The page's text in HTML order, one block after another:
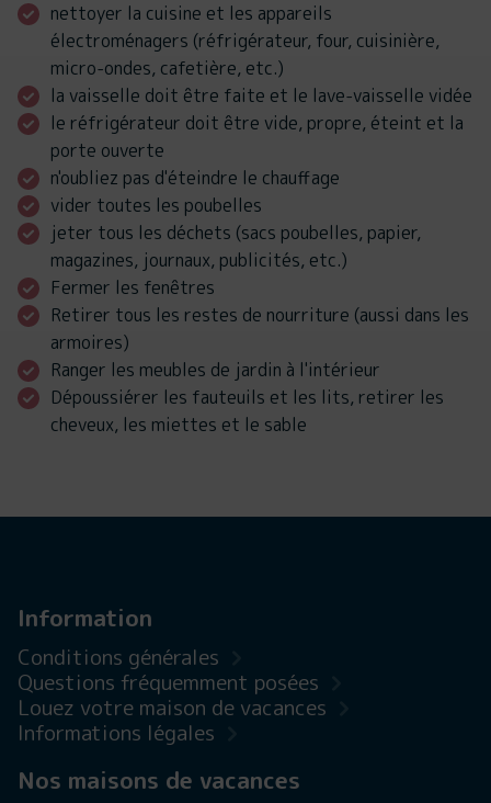
nettoyer la cuisine et les appareils
électroménagers (réfrigérateur, four, cuisinière,
micro-ondes, cafetière, etc.)
la vaisselle doit être faite et le lave-vaisselle vidée
le réfrigérateur doit être vide, propre, éteint et la
porte ouverte
n'oubliez pas d'éteindre le chauffage
vider toutes les poubelles
jeter tous les déchets (sacs poubelles, papier,
magazines, journaux, publicités, etc.)
Fermer les fenêtres
Retirer tous les restes de nourriture (aussi dans les
armoires)
Ranger les meubles de jardin à l'intérieur
Dépoussiérer les fauteuils et les lits, retirer les
cheveux, les miettes et le sable
Information
Conditions générales
Questions fréquemment posées
Louez votre maison de vacances
Informations légales
Nos maisons de vacances